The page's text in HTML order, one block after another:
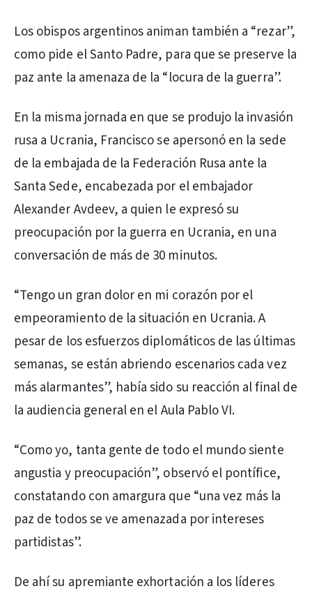
Los obispos argentinos animan también a “rezar”,
como pide el Santo Padre, para que se preserve la
paz ante la amenaza de la “locura de la guerra”.
En la misma jornada en que se produjo la invasión
rusa a Ucrania, Francisco se apersonó en la sede
de la embajada de la Federación Rusa ante la
Santa Sede, encabezada por el embajador
Alexander Avdeev, a quien le expresó su
preocupación por la guerra en Ucrania, en una
conversación de más de 30 minutos.
“Tengo un gran dolor en mi corazón por el
empeoramiento de la situación en Ucrania. A
pesar de los esfuerzos diplomáticos de las últimas
semanas, se están abriendo escenarios cada vez
más alarmantes”, había sido su reacción al final de
la audiencia general en el Aula Pablo VI.
“Como yo, tanta gente de todo el mundo siente
angustia y preocupación”, observó el pontífice,
constatando con amargura que “una vez más la
paz de todos se ve amenazada por intereses
partidistas”.
De ahí su apremiante exhortación a los líderes